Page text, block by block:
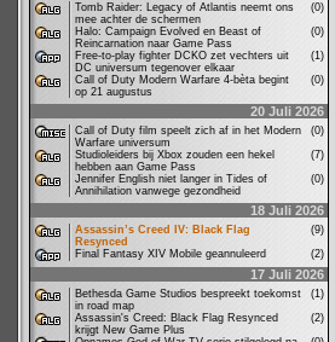
Tomb Raider: Legacy of Atlantis neemt ons
mee achter de schermen
(0)
Halo: Campaign Evolved en Beast of
Reincarnation naar Game Pass
(0)
Free-to-play fighter DCKO zet vechters uit
DC universum tegenover elkaar
(1)
Call of Duty Modern Warfare 4-bèta begint
op 21 augustus
(0)
20 Juli 2026
Call of Duty film speelt zich af in het Modern
Warfare universum
(0)
Studioleiders bij Xbox zouden een hekel
hebben aan Game Pass
(7)
Jennifer English niet langer in Tides of
Annihilation vanwege gezondheid
(0)
18 Juli 2026
Assassin’s Creed IV: Black Flag
Resynced
(9)
Final Fantasy XIV Mobile geannuleerd
(2)
17 Juli 2026
Bethesda Game Studios bespreekt toekomst
in road map
(1)
Assassin's Creed: Black Flag Resynced
krijgt New Game Plus
(2)